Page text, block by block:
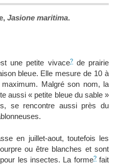
Jasione maritima.
une petite vivace?de prairie
bleue. Elle mesure de 10 à
Malgré son nom, la
aussi « petite bleue du sable »
se rencontre aussi près du
en juillet-aout, toutefois les
ou être blanches et sont
les insectes. La forme?fait